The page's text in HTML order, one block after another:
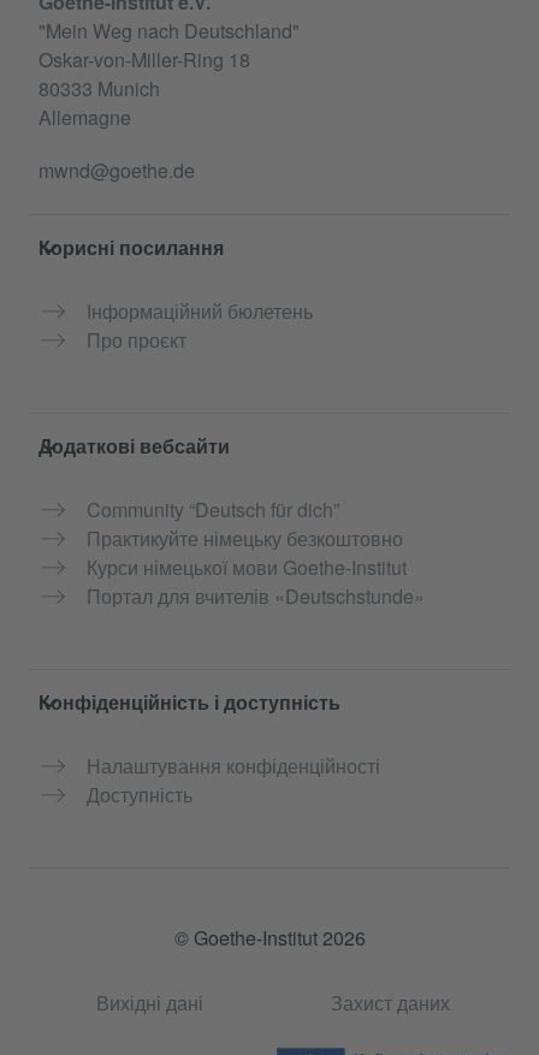
"Mein Weg nach Deutschland"
Oskar-von-Miller-Ring 18
80333 Munich
Allemagne
mwnd@goethe.de
Корисні посилання
Інформаційний бюлетень
Про проєкт
Додаткові вебсайти
Community “Deutsch für dich”
Практикуйте німецьку безкоштовно
Курси німецької мови Goethe-Institut
Портал для вчителів «Deutschstunde»
Конфіденційність і доступність
Налаштування конфіденційності
Доступність
© Goethe-Institut 2026
Вихідні дані Захист даних